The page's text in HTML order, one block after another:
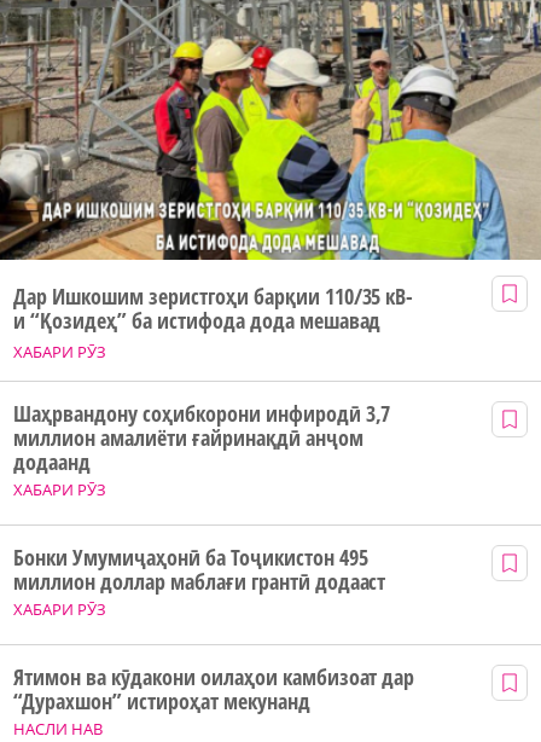
ХАБАРИ РӮЗ
Дар Ишкошим зеристгоҳи барқии 110/35 кВ-
и “Қозидеҳ” ба истифода дода мешавад
ХАБАРИ РӮЗ
Шаҳрвандону соҳибкорони инфиродӣ 3,7
миллион амалиёти ғайринақдӣ анҷом
додаанд
ХАБАРИ РӮЗ
Бонки Умумиҷаҳонӣ ба Тоҷикистон 495
миллион доллар маблағи грантӣ додааст
НАСЛИ НАВ
Ятимон ва кӯдакони оилаҳои камбизоат дар
“Дурахшон” истироҳат мекунанд